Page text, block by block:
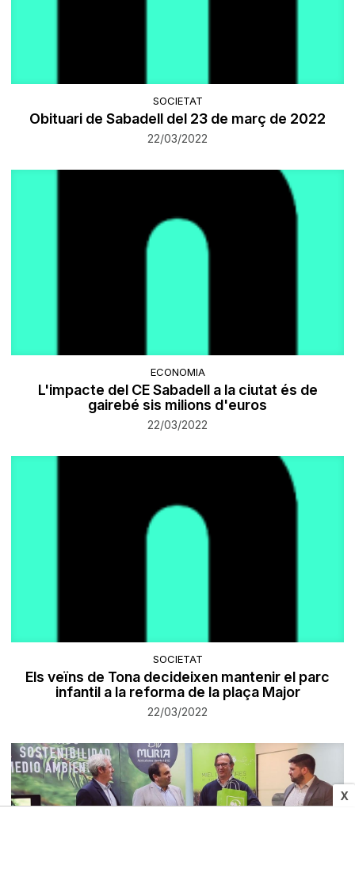
X
SOCIETAT
Obituari de Sabadell del 23 de març de 2022
22/03/2022
ECONOMIA
L'impacte del CE Sabadell a la ciutat és de
gairebé sis milions d'euros
22/03/2022
SOCIETAT
Els veïns de Tona decideixen mantenir el parc
infantil a la reforma de la plaça Major
22/03/2022